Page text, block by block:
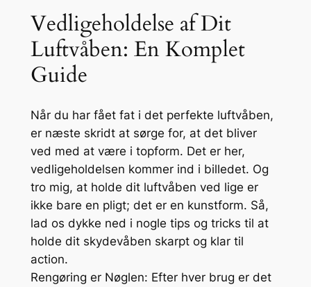
Vedligeholdelse af Dit
Luftvåben: En Komplet
Guide
Når du har fået fat i det perfekte luftvåben,
er næste skridt at sørge for, at det bliver
ved med at være i topform. Det er her,
vedligeholdelsen kommer ind i billedet. Og
tro mig, at holde dit luftvåben ved lige er
ikke bare en pligt; det er en kunstform. Så,
lad os dykke ned i nogle tips og tricks til at
holde dit skydevåben skarpt og klar til
action.
Rengøring er Nøglen: Efter hver brug er det